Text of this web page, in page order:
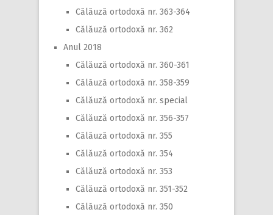
Călăuză ortodoxă nr. 363-364
Călăuză ortodoxă nr. 362
Anul 2018
Călăuză ortodoxă nr. 360-361
Călăuză ortodoxă nr. 358-359
Călăuză ortodoxă nr. special
Călăuză ortodoxă nr. 356-357
Călăuză ortodoxă nr. 355
Călăuză ortodoxă nr. 354
Călăuză ortodoxă nr. 353
Călăuză ortodoxă nr. 351-352
Călăuză ortodoxă nr. 350